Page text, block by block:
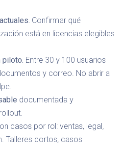
Confirmar qué
está en licencias elegibles
piloto. Entre 30 y 100 usuarios
y correo. No abrir a
documentada y
casos por rol: ventas, legal,
Talleres cortos, casos